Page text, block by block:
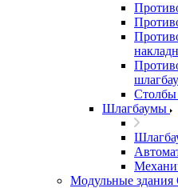
Столбы
Шлагбаумы
Модульные